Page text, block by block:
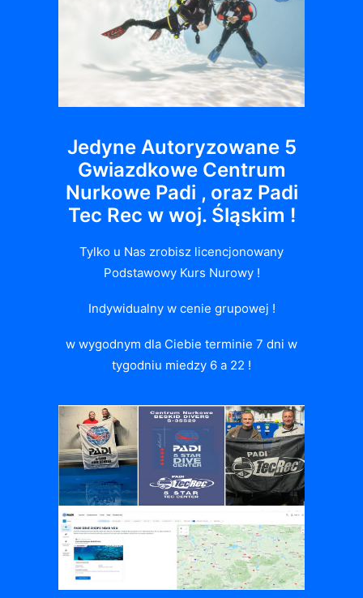
Jedyne Autoryzowane 5
Gwiazdkowe Centrum
Nurkowe Padi , oraz Padi
Tec Rec w woj. Śląskim !
Tylko u Nas zrobisz licencjonowany
Podstawowy Kurs Nurowy !
Indywidualny w cenie grupowej !
w wygodnym dla Ciebie terminie 7 dni w
tygodniu miedzy 6 a 22 !